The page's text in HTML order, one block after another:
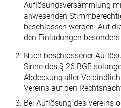
Auflösungsversammlung
anwesenden
beschlossen werden. Auf
den Einladungen
Nach beschlossener
Sinne des § 26 BGB
Abdeckung aller
Vereins auf den
Bei Auflösung des Vereins